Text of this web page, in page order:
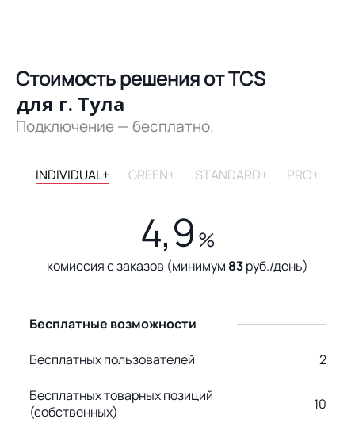
Стоимость решения от TCS
для г. Тула
Подключение — бесплатно.
INDIVIDUAL+ GREEN+ STANDARD+ PRO+
4,9 %
комиссия с заказов (минимум 83руб./день)
Бесплатные возможности
Бесплатных пользователей 2
Бесплатных товарных позиций
(собственных)
10